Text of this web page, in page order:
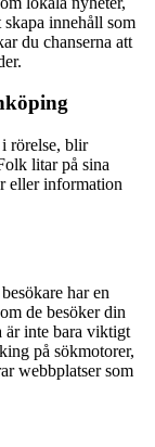
innehåll som
du chanserna att
rörelse, blir
litar på sina
eller information
har en
de besöker din
är inte bara viktigt
på sökmotorer,
webbplatser som